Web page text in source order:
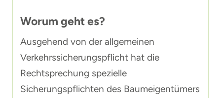
Worum geht es?
Ausgehend von der allgemeinen
Verkehrssicherungspflicht hat die
Rechtsprechung spezielle
Sicherungspflichten des Baumeigentümers